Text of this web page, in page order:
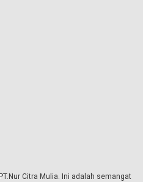
Citra Mulia. Ini adalah semangat